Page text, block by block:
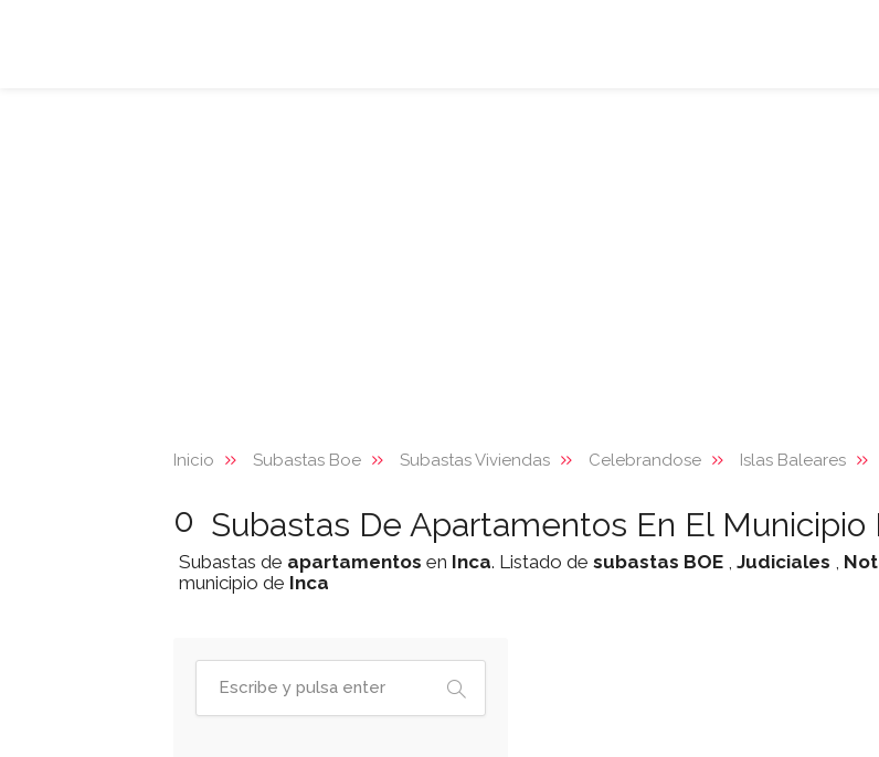
Inicio Subastas Boe Subastas Viviendas Celebrandose Islas Baleares
0 Subastas De Apartamentos En El Municipio
Subastas de apartamentos en Inca. Listado de subastas BOE , Judiciales ,
municipio de Inca